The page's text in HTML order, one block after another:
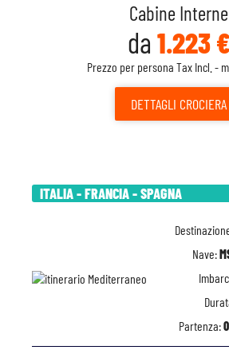
Cabine Interne
da 1.223
Prezzo per persona Tax Incl. -
DETTAGLI CROCIERA
ITALIA - FRANCIA - SPAGNA
Nave:
Partenza: